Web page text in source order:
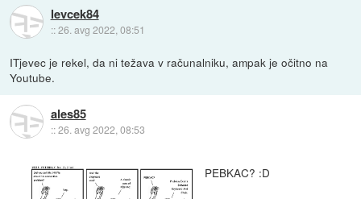
levcek84
::26. avg 2022, 08:51
ITjevec je rekel, da ni težava v računalniku, ampak je očitno na
Youtube.
ales85
::26. avg 2022, 08:53
PEBKAC? :D